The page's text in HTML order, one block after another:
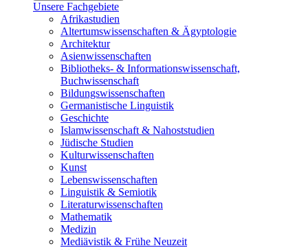
Unsere Fachgebiete
Afrikastudien
Altertumswissenschaften & Ägyptologie
Architektur
Asienwissenschaften
Bibliotheks- & Informationswissenschaft,
Buchwissenschaft
Bildungswissenschaften
Germanistische Linguistik
Geschichte
Islamwissenschaft & Nahoststudien
Jüdische Studien
Kulturwissenschaften
Kunst
Lebenswissenschaften
Linguistik & Semiotik
Literaturwissenschaften
Mathematik
Medizin
Mediävistik & Frühe Neuzeit